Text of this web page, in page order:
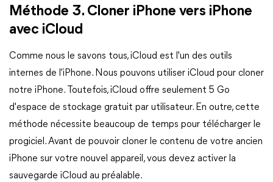
Méthode 3. Cloner iPhone vers iPhone
avec iCloud
Comme nous le savons tous, iCloud est l'un des outils
internes de l'iPhone. Nous pouvons utiliser iCloud pour cloner
notre iPhone. Toutefois, iCloud offre seulement 5 Go
d'espace de stockage gratuit par utilisateur. En outre, cette
méthode nécessite beaucoup de temps pour télécharger le
progiciel. Avant de pouvoir cloner le contenu de votre ancien
iPhone sur votre nouvel appareil, vous devez activer la
sauvegarde iCloud au préalable.